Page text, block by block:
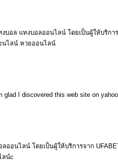
บอล แทงบอลออนไลน์ โดยเป็นผู้ให้บริกา
นไลน์ หวยออนไลน์
glad I discovered this web site on
ลออนไลน์ โดยเป็นผู้ให้บริการจาก
ลน์c